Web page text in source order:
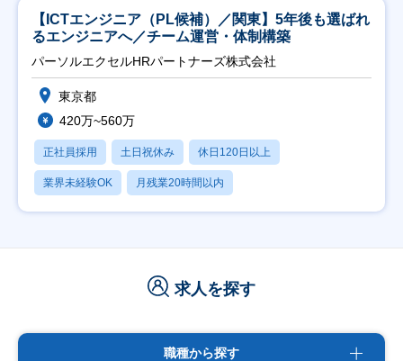
【ICTエンジニア（PL候補）／関東】5年後も選ばれ
るエンジニアへ／チーム運営・体制構築
パーソルエクセルHRパートナーズ株式会社
東京都
420万~560万
正社員採用 土日祝休み 休日120日以上
業界未経験OK 月残業20時間以内
求人を探す
職種から探す